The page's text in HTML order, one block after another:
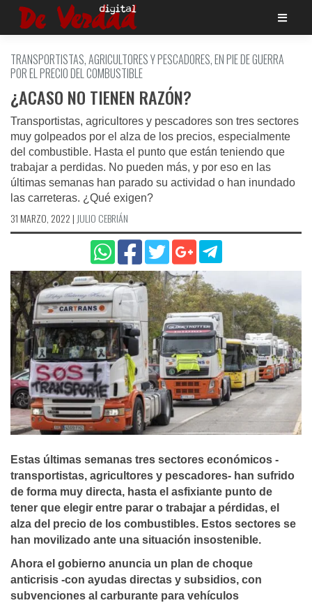
Saltar
TRANSPORTISTAS, AGRICULTORES Y PESCADORES, EN PIE DE GUERRA
POR EL PRECIO DEL COMBUSTIBLE
¿ACASO NO TIENEN RAZÓN?
Transportistas, agricultores y pescadores son tres sectores
muy golpeados por el alza de los precios, especialmente
del combustible. Hasta el punto que están teniendo que
trabajar a perdidas. No pueden más, y por eso en las
últimas semanas han parado su actividad o han inundado
las carreteras. ¿Qué exigen?
31 MARZO, 2022 | JULIO CEBRIÁN
Estas últimas semanas tres sectores económicos -
transportistas, agricultores y pescadores- han sufrido
de forma muy directa, hasta el asfixiante punto de
tener que elegir entre parar o trabajar a pérdidas, el
alza del precio de los combustibles. Estos sectores se
han movilizado ante una situación insostenible.
Ahora el gobierno anuncia un plan de choque
anticrisis -con ayudas directas y subsidios, con
subvenciones al carburante para vehículos